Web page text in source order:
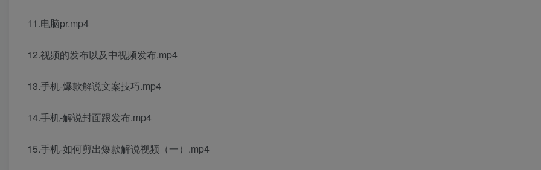
11.电脑pr.mp4
12.视频的发布以及中视频发布.mp4
13.手机-爆款解说文案技巧.mp4
14.手机-解说封面跟发布.mp4
15.手机-如何剪出爆款解说视频（一）.mp4